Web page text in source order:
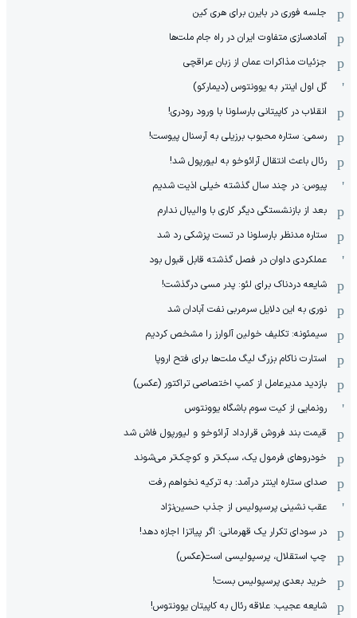
جلسه فوری در بایرن برای هری کین
آماده‌سازی متفاوت ایران در راه جام ملت‌ها
جزئیات مذاکرات عمان از زبان عراقچی
گل اول اینتر به یوونتوس (دیمارکو)
انقلاب در کاپیتانی بارسلونا با ورود رودری!
رسمی: ستاره محبوب برزیلی به آرسنال پیوست!
رئال باعث انتقال آرائوخو به لیورپول شد!
پیوس: در چند سال گذشته خیلی اذیت شدیم
بعد از بازنشستگی دیگر کاری با والیبال ندارم
ستاره مدنظر بارسلونا در تست پزشکی رد شد
عملکردی داوان در فصل گذشته قابل قبول بود
شایعه دردناک برای لئو: پدر مسی درگذشت!
نوری به این دلایل سرمربی نفت آبادان شد
سیمئونه: تکلیف خولین آلوارز را مشخص کردیم
استارت ناکام بزرگ لیگ ملت‌ها برای فتح اروپا
بازدید مدیرعامل از کمپ اختصاصی تراکتور (عکس)
رونمایی از کیت سوم باشگاه یوونتوس
قیمت بند فروش قرارداد آرائوخو و لیورپول فاش شد
خودروهای فرمول یک، سبک‌تر و کوچک‌تر می‌شوند
صدای ستاره اینتر درآمد: به ترکیه نخواهم رفت
عقب نشینی پرسپولیس از جذب حسین‌نژاد
در سودای تکرار یک قهرمانی: اگر پیاتزا اجازه دهد!
چپ استقلال، پرسپولیسی است(عکس)
خرید بعدی پرسپولیس بست!
شایعه عجیب: علاقه رئال به کاپیتان یوونتوس!